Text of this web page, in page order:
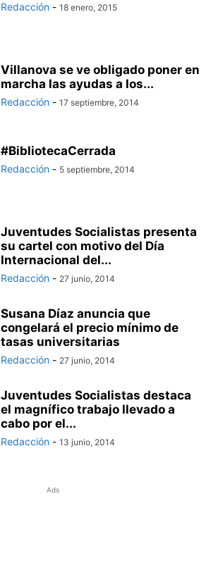
Redacción - 18 enero, 2015
Villanova se ve obligado poner en
marcha las ayudas a los...
Redacción - 17 septiembre, 2014
#BibliotecaCerrada
Redacción - 5 septiembre, 2014
Juventudes Socialistas presenta
su cartel con motivo del Día
Internacional del...
Redacción - 27 junio, 2014
Susana Díaz anuncia que
congelará el precio mínimo de
tasas universitarias
Redacción - 27 junio, 2014
Juventudes Socialistas destaca
el magnífico trabajo llevado a
cabo por el...
Redacción - 13 junio, 2014
Ads